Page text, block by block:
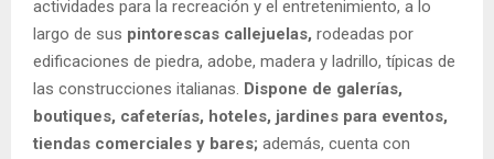
actividades para la recreación y el entretenimiento, a lo
largo de sus pintorescas callejuelas, rodeadas por
edificaciones de piedra, adobe, madera y ladrillo, típicas de
las construcciones italianas. Dispone de galerías,
boutiques, cafeterías, hoteles, jardines para eventos,
tiendas comerciales y bares; además, cuenta con